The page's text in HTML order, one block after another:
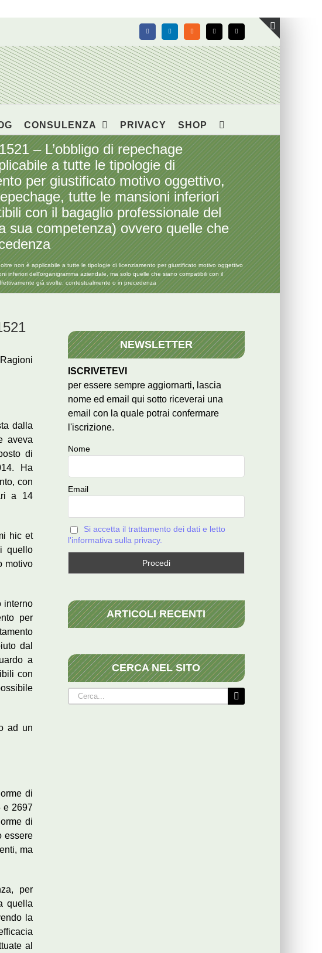
FacebookLinkedIn Rss X Email
CONSULENZA PRIVACY SHOP
– L’obbligo di repechage
a tutte le tipologie di
per giustificato motivo oggettivo,
tutte le mansioni inferiori
con il bagaglio professionale del
sua competenza) ovvero quelle che
non è applicabile a tutte le tipologie di licenziamento per giustificato motivo oggettivo
dell’organigramma aziendale, ma solo quelle che siano compatibili con il
già svolte, contestualmente o in precedenza
dalla
aveva
di
Ha
con
a 14
hic et
quello
motivo
interno
per
dal
a
con
ad un
di
e 2697
di
essere
ma
per
quella
la
al
NEWSLETTER
ISCRIVETEVI
per essere sempre aggiornarti, lascia
nome ed email qui sotto riceverai una
email con la quale potrai confermare
l'iscrizione.
Nome
Email
Si accetta il trattamento dei dati e letto
l'informativa sulla privacy.
ARTICOLI RECENTI
CERCA NEL SITO
Cerca
per:
Toggle
area
barra
scorrevole